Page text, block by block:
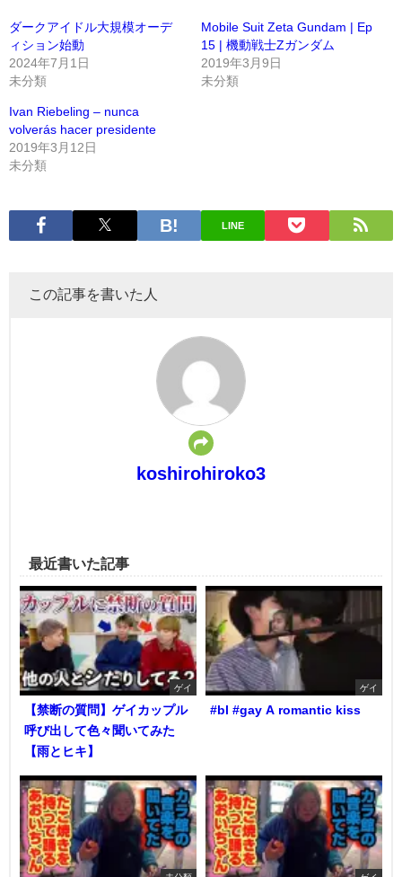
ダークアイドル大規模オーデ
ィション始動
2024年7月1日
未分類
Mobile Suit Zeta Gundam | Ep
15 | 機動戦士Ζガンダム
2019年3月9日
未分類
Ivan Riebeling – nunca
volverás hacer presidente
2019年3月12日
未分類
LINE
この記事を書いた人
koshirohiroko3
最近書いた記事
ゲイ
【禁断の質問】ゲイカップル
呼び出して色々聞いてみた
【雨とヒキ】
ゲイ
#bl #gay A romantic kiss